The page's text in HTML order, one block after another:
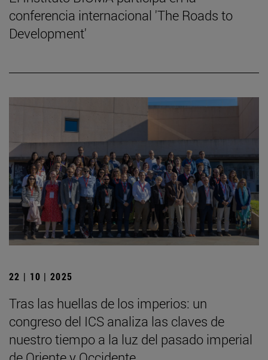
conferencia internacional 'The Roads to
Development'
22 | 10 | 2025
Tras las huellas de los imperios: un
congreso del ICS analiza las claves de
nuestro tiempo a la luz del pasado imperial